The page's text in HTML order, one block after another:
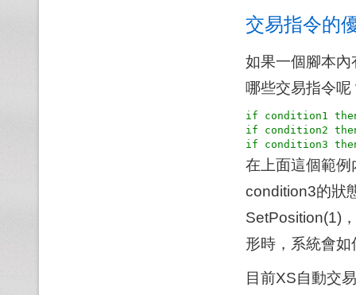
交易指令的
如果一個腳本
哪些交易指令
if condition1
if condition2
在上面這個範
condition3的狀
SetPosition(1)
形時，系統會
目前XS自動交